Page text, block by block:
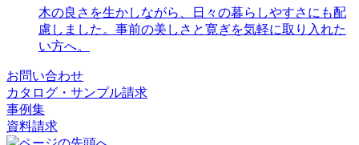
木の良さを生かしながら、日々の暮らしやすさにも配
慮しました。事前の美しさと寛ぎを気軽に取り入れた
い方へ。
お問い合わせ
カタログ・サンプル請求
事例集
資料請求